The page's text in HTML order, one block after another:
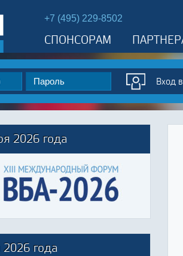
+7 (495) 229-8502
СПОНСОРАМ
2026 года
года